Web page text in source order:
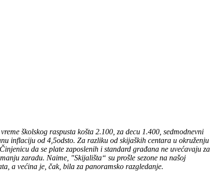
školskog raspusta košta 2.100, za decu 1.400, sedmodnevni
inflaciju od 4,5odsto. Za razliku od skijaških centara u okruženju
da se plate zaposlenih i standard građana ne uvećavaju za
zaradu. Naime, "Skijališta“ su prošle sezone na našoj
a većina je, čak, bila za panoramsko razgledanje.